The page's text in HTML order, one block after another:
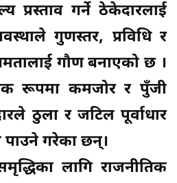
गर्ने ठेकेदारलाई
गुणस्तर, प्रविधि र
गौण बनाएको छ ।
रूपमा कमजोर र पुँजी
ठुला र जटिल पूर्वाधार
पाउने गरेका छन्।
लागि राजनीतिक